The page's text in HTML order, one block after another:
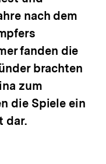
nach dem
fanden die
brachten
zum
die Spiele ein
dar.